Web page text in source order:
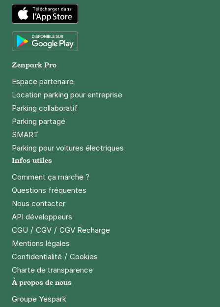
+ Abonnements disponibles
Paris - Nation - Avron
3 €/heure,27 €/jour,74 €/semaine
16 rue de Lagny
75020
3 €/heure,27 €/jour,
Réserver
+ Abonnements disponibles
App Store
Zenpark Pro
Espace partenaire
Location parking pour entreprise
Parking collaboratif
Parking partagé
SMART
Parking pour voitures électriques
Infos utiles
Comment ça marche ?
Questions fréquentes
Nous contacter
API développeurs
CGU / CGV / CGV Recharge
Mentions légales
Confidentialité / Cookies
Charte de transparence
À propos de nous
Groupe Yespark